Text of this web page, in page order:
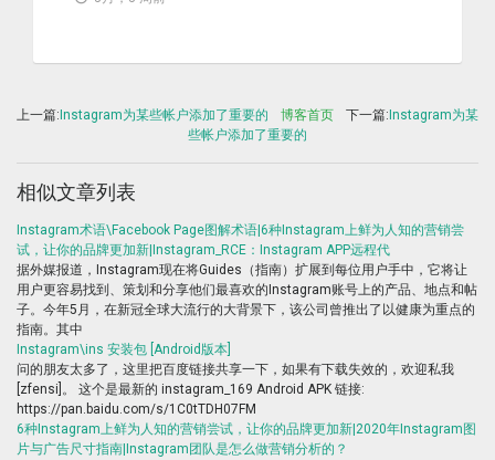
上一篇: Instagram为某些帐户添加了重要的 博客首页 下一篇: Instagram为某
些帐户添加了重要的
相似文章列表
Instagram术语\Facebook Page图解术语|6种Instagram上鲜为人知的营销尝
试，让你的品牌更加新|Instagram_RCE：Instagram APP远程代
据外媒报道，Instagram现在将Guides（指南）扩展到每位用户手中，它将让
用户更容易找到、策划和分享他们最喜欢的Instagram账号上的产品、地点和帖
子。今年5月，在新冠全球大流行的大背景下，该公司曾推出了以健康为重点的
指南。其中
Instagram\ins 安装包 [Android版本]
问的朋友太多了，这里把百度链接共享一下，如果有下载失效的，欢迎私我
[zfensi]。 这个是最新的 instagram_169 Android APK 链接:
https://pan.baidu.com/s/1C0tTDH07FM
6种Instagram上鲜为人知的营销尝试，让你的品牌更加新|2020年Instagram图
片与广告尺寸指南|Instagram团队是怎么做营销分析的？